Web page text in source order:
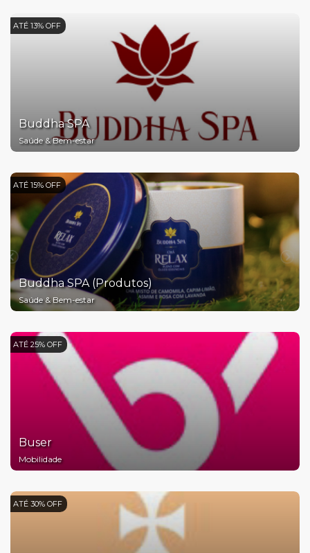
ATÉ 13% OFF
Buddha SPA
Saúde & Bem-estar
ATÉ 15% OFF
Buddha SPA (Produtos)
Saúde & Bem-estar
ATÉ 25% OFF
Buser
Mobilidade
ATÉ 30% OFF